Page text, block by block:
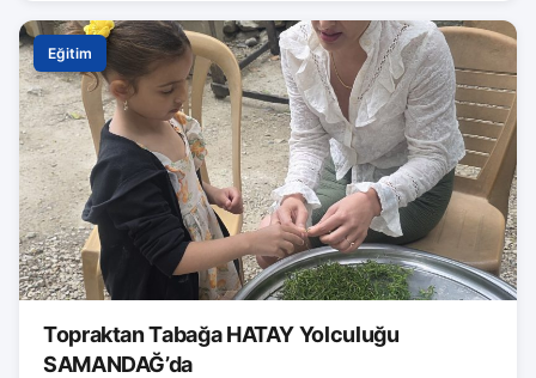
Eğitim
Topraktan Tabağa HATAY Yolculuğu
SAMANDAĞ’da